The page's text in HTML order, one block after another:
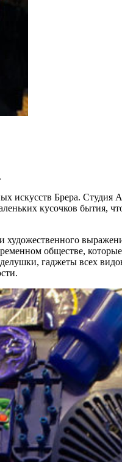
искусств Брера.
кусочков бытия,
обществе,
гаджеты всех